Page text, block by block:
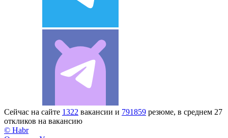
Сейчас на сайте 1322 вакансии и 791859 резюме, в среднем 27
откликов на вакансию
© Habr